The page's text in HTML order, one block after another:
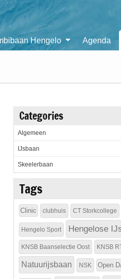
Hengelo Agenda
Categories
Algemeen
IJsbaan
Skeelerbaan
Tags
Clinic clubhuis CT Storkcollege
Hengelo Sport Hengelose
KNSB Baanselectie Oost KNSB
Natuurijsbaan NSK Open